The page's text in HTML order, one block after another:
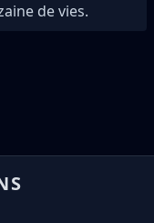
de vies.